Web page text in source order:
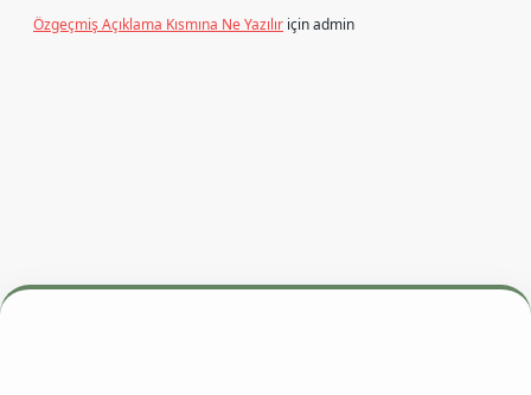
Özgeçmiş Açıklama Kısmına Ne Yazılır içinadmin
betexper.xyzm elexbet